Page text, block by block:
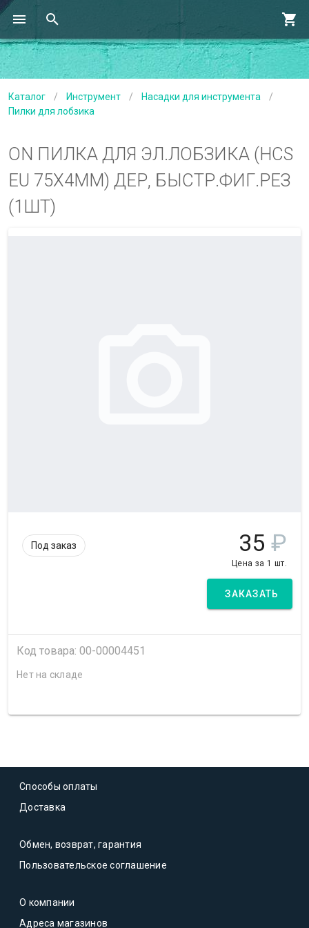
Каталог / Инструмент / Насадки для инструмента
/
Пилки для лобзика
ON ПИЛКА ДЛЯ ЭЛ.ЛОБЗИКА (HCS
EU 75Х4ММ) ДЕР, БЫСТР.ФИГ.РЕЗ
(1ШТ)
Под заказ 35 ₽
Цена за 1 шт.
ЗАКАЗАТЬ
Код товара: 00-00004451
Нет на складе
Способы оплаты
Доставка
Обмен, возврат, гарантия
Пользовательское соглашение
О компании
Адреса магазинов